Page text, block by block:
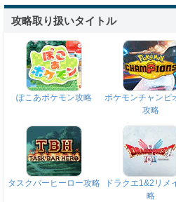
攻略取り扱いタイトル
ぽこあポケモン攻略
ポケモンチャンピ
攻略
タスクバーヒーロー攻略
ドラクエ1&2リメ
略